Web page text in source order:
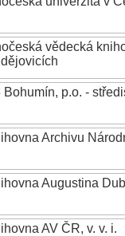
vědecká
Bohumín, p.o. -
Archivu
Augustina
AV ČR, v. v. i.